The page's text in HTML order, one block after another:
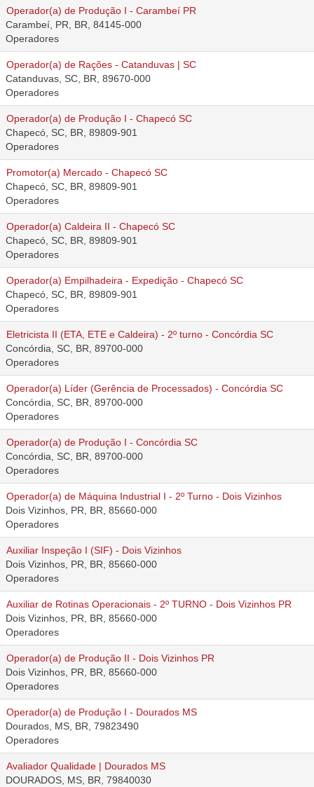
Operador(a) de Produção I - Carambeí PR
Carambeí, PR, BR, 84145-000
Operadores
Operador(a) de Rações - Catanduvas | SC
Catanduvas, SC, BR, 89670-000
Operadores
Operador(a) de Produção I - Chapecó SC
Chapecó, SC, BR, 89809-901
Operadores
Promotor(a) Mercado - Chapecó SC
Chapecó, SC, BR, 89809-901
Operadores
Operador(a) Caldeira II - Chapecó SC
Chapecó, SC, BR, 89809-901
Operadores
Operador(a) Empilhadeira - Expedição - Chapecó SC
Chapecó, SC, BR, 89809-901
Operadores
Eletricista II (ETA, ETE e Caldeira) - 2º turno - Concórdia SC
Concórdia, SC, BR, 89700-000
Operadores
Operador(a) Líder (Gerência de Processados) - Concórdia SC
Concórdia, SC, BR, 89700-000
Operadores
Operador(a) de Produção I - Concórdia SC
Concórdia, SC, BR, 89700-000
Operadores
Operador(a) de Máquina Industrial I - 2º Turno - Dois Vizinhos
Dois Vizinhos, PR, BR, 85660-000
Operadores
Auxiliar Inspeção I (SIF) - Dois Vizinhos
Dois Vizinhos, PR, BR, 85660-000
Operadores
Auxiliar de Rotinas Operacionais - 2º TURNO - Dois Vizinhos PR
Dois Vizinhos, PR, BR, 85660-000
Operadores
Operador(a) de Produção II - Dois Vizinhos PR
Dois Vizinhos, PR, BR, 85660-000
Operadores
Operador(a) de Produção I - Dourados MS
Dourados, MS, BR, 79823490
Operadores
Avaliador Qualidade | Dourados MS
DOURADOS, MS, BR, 79840030